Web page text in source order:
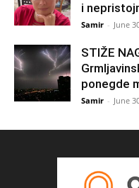
i
Samir - June
STIŽE
ponegde
Samir - June